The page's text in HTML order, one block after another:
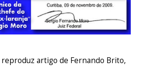
reproduz artigo de Fernando Brito,